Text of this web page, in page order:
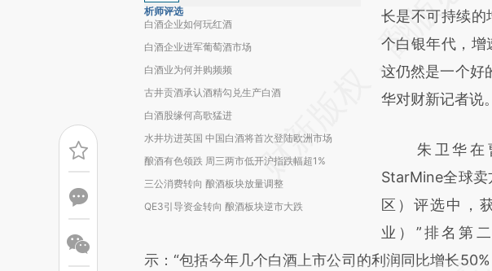
析师评选
白酒企业如何玩红酒
白酒企业进军葡萄酒市场
白酒业为何并购频频
古井贡酒承认酒精勾兑生产白酒
白酒股缘何高歌猛进
水井坊进英国 中国白酒将首次登陆欧洲市场
酿酒有色领跌 周三两市低开沪指跌幅超1%
三公消费转向 酿酒板块放量调整
QE3引导资金转向 酿酒板块逆市大跌
[https://
(https://
成，可能与原文
新观点和立场。
长是不可持续的
个白银年代，增
这仍然是一个好
华对财新记者说。
朱卫华在曹
StarMine全球
区）评选中，
业）”排名第
示：“包括今年几个白酒上市公司的利润同比增长